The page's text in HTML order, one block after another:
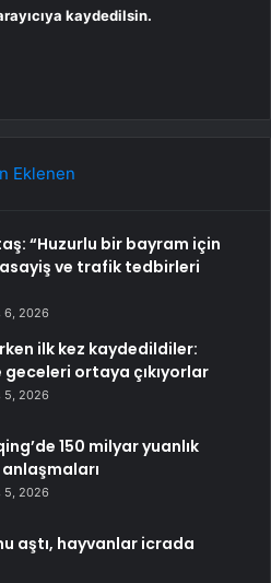
kaydedilsin.
Eklenen
“Huzurlu bir bayram için
ve trafik tedbirleri
6, 2026
ilk kez kaydedildiler:
geceleri ortaya çıkıyorlar
5, 2026
150 milyar yuanlık
anlaşmaları
5, 2026
aştı, hayvanlar icrada